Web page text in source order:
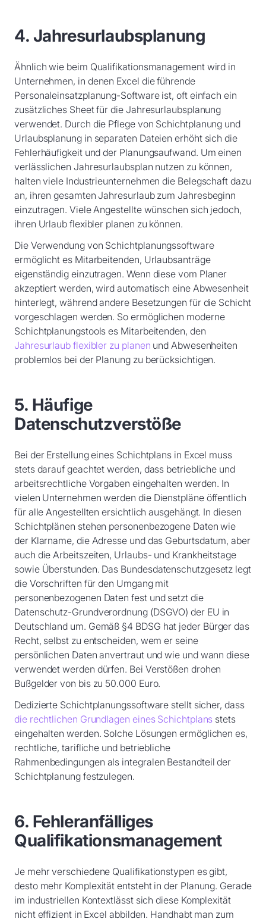
4. Jahresurlaubsplanung
Ähnlich wie beim Qualifikationsmanagement wird in
Unternehmen, in denen Excel die führende
Personaleinsatzplanung-Software ist, oft einfach ein
zusätzliches Sheet für die Jahresurlaubsplanung
verwendet. Durch die Pflege von Schichtplanung und
Urlaubsplanung in separaten Dateien erhöht sich die
Fehlerhäufigkeit und der Planungsaufwand. Um einen
verlässlichen Jahresurlaubsplan nutzen zu können,
halten viele Industrieunternehmen die Belegschaft dazu
an, ihren gesamten Jahresurlaub zum Jahresbeginn
einzutragen. Viele Angestellte wünschen sich jedoch,
ihren Urlaub flexibler planen zu können.
Die Verwendung von Schichtplanungssoftware
ermöglicht es Mitarbeitenden, Urlaubsanträge
eigenständig einzutragen. Wenn diese vom Planer
akzeptiert werden, wird automatisch eine Abwesenheit
hinterlegt, während andere Besetzungen für die Schicht
vorgeschlagen werden. So ermöglichen moderne
Schichtplanungstools es Mitarbeitenden, den
Jahresurlaub flexibler zu planen und Abwesenheiten
problemlos bei der Planung zu berücksichtigen.
5. Häufige
Datenschutzverstöße
Bei der Erstellung eines Schichtplans in Excel muss
stets darauf geachtet werden, dass betriebliche und
arbeitsrechtliche Vorgaben eingehalten werden. In
vielen Unternehmen werden die Dienstpläne öffentlich
für alle Angestellten ersichtlich ausgehängt. In diesen
Schichtplänen stehen personenbezogene Daten wie
der Klarname, die Adresse und das Geburtsdatum, aber
auch die Arbeitszeiten, Urlaubs- und Krankheitstage
sowie Überstunden. Das Bundesdatenschutzgesetz legt
die Vorschriften für den Umgang mit
personenbezogenen Daten fest und setzt die
Datenschutz-Grundverordnung (DSGVO) der EU in
Deutschland um. Gemäß §4 BDSG hat jeder Bürger das
Recht, selbst zu entscheiden, wem er seine
persönlichen Daten anvertraut und wie und wann diese
verwendet werden dürfen. Bei Verstößen drohen
Bußgelder von bis zu 50.000 Euro.
Dedizierte Schichtplanungssoftware stellt sicher, dass
die rechtlichen Grundlagen eines Schichtplans stets
eingehalten werden. Solche Lösungen ermöglichen es,
rechtliche, tarifliche und betriebliche
Rahmenbedingungen als integralen Bestandteil der
Schichtplanung festzulegen.
6. Fehleranfälliges
Qualifikationsmanagement
Je mehr verschiedene Qualifikationstypen es gibt,
desto mehr Komplexität entsteht in der Planung. Gerade
im industriellen Kontextlässt sich diese Komplexität
nicht effizient in Excel abbilden. Handhabt man zum